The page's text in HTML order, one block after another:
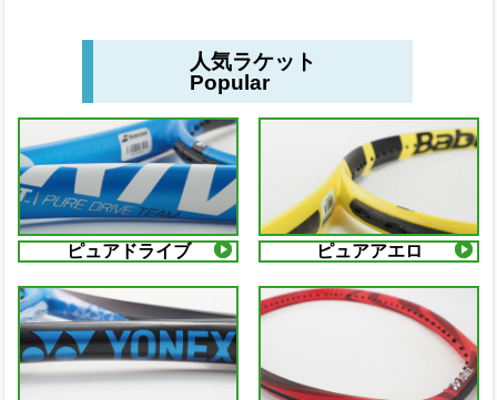
人気ラケット
Popular
ピュアドライブ ピュアアエロ